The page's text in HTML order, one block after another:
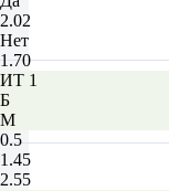
2.02
Нет
1.70
ИТ 1
Б
М
0.5
1.45
2.55